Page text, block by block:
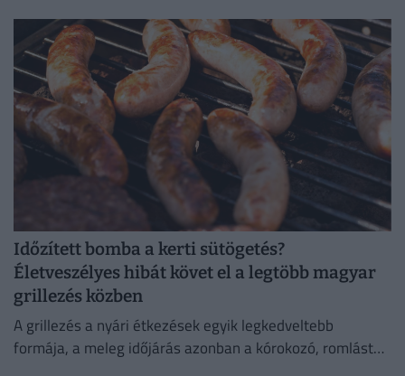
Időzített bomba a kerti sütögetés?
Életveszélyes hibát követ el a legtöbb magyar
grillezés közben
A grillezés a nyári étkezések egyik legkedveltebb
formája, a meleg időjárás azonban a kórokozó, romlást